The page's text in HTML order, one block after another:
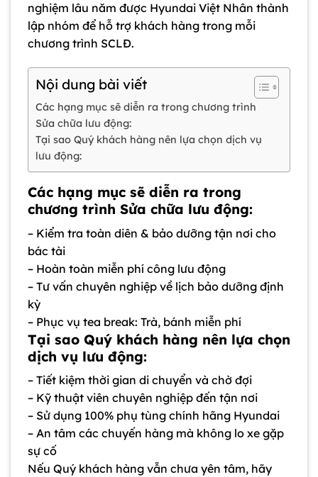
nghiệm lâu năm được Hyundai Việt Nhân thành
lập nhóm để hỗ trợ khách hàng trong mỗi
chương trình SCLĐ.
Nội dung bài viết
Các hạng mục sẽ diễn ra trong chương trình
Sửa chữa lưu động:
Tại sao Quý khách hàng nên lựa chọn dịch vụ
lưu động:
Các hạng mục sẽ diễn ra trong
chương trình Sửa chữa lưu động:
– Kiểm tra toàn diên & bảo dưỡng tận nơi cho
bác tài
– Hoàn toàn miễn phí công lưu động
– Tư vấn chuyên nghiệp về lịch bảo dưỡng định
kỳ
– Phục vụ tea break: Trà, bánh miễn phí
Tại sao Quý khách hàng nên lựa chọn
dịch vụ lưu động:
– Tiết kiệm thời gian di chuyển và chờ đợi
– Kỹ thuật viên chuyên nghiệp đến tận nơi
– Sử dụng 100% phụ tùng chính hãng Hyundai
– An tâm các chuyến hàng mà không lo xe gặp
sự cố
Nếu Quý khách hàng vẫn chưa yên tâm, hãy